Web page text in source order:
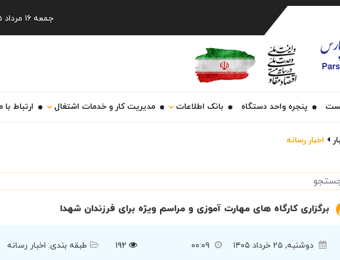
فا En Ru
جمعه ۱۶ مرداد ۱۴۰۵
پنجره واحد دستگاه بانک اطلاعات مدیریت کار و خدمات اشتغال ارتباط با
اخبار رسانه
برگزاری کارگاه های مهارت آموزی و مراسم ویژه برای فرزندان شهدا
دوشنبه, ۲۵ خرداد ۱۴۰۵ ۰۰:۰۹ ۱۹۲ طبقه بندی: اخبار رسانه